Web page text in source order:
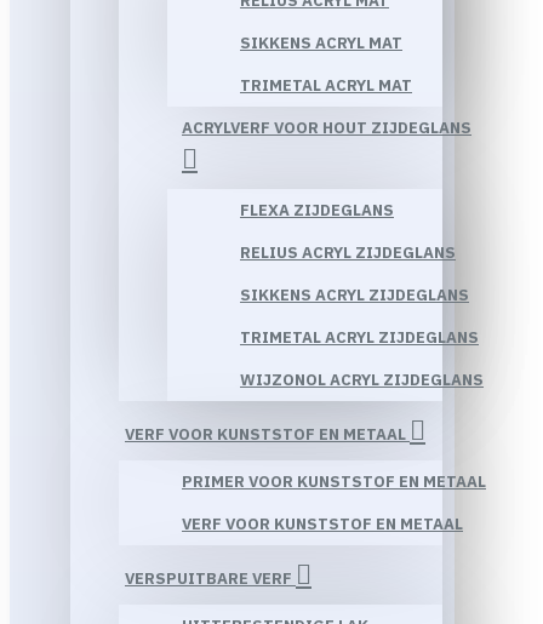
SIKKENS ACRYL MAT
TRIMETAL ACRYL MAT
ACRYLVERF VOOR HOUT ZIJDEGLANS
FLEXA ZIJDEGLANS
RELIUS ACRYL ZIJDEGLANS
SIKKENS ACRYL ZIJDEGLANS
TRIMETAL ACRYL ZIJDEGLANS
WIJZONOL ACRYL ZIJDEGLANS
VERF VOOR KUNSTSTOF EN METAAL
PRIMER VOOR KUNSTSTOF EN METAAL
VERF VOOR KUNSTSTOF EN METAAL
VERSPUITBARE VERF